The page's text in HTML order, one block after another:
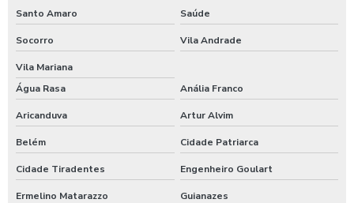
Empresas terceirizadas alimentação coletiva
Fornecedor de alimentação
Fornecedor de alimentos para empresas
Fornecedores de alimentação coletiva
Santo Amaro Saúde
Socorro Vila Andrade
Vila Mariana
Água Rasa
Anália Franco
Aricanduva Artur Alvim
Belém Cidade Patriarca
Cidade Tiradentes Engenheiro Goulart
Ermelino Matarazzo Guianazes